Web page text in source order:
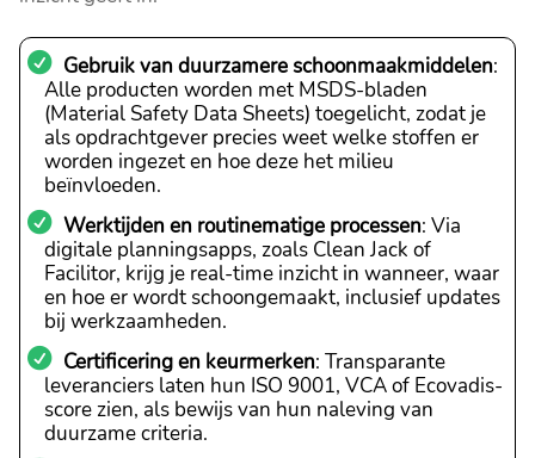
Gebruik van duurzamere schoonmaakmiddelen:
Alle producten worden met MSDS-bladen
(Material Safety Data Sheets) toegelicht, zodat je
als opdrachtgever precies weet welke stoffen er
worden ingezet en hoe deze het milieu
beïnvloeden.
Werktijden en routinematige processen: Via
digitale planningsapps, zoals Clean Jack of
Facilitor, krijg je real-time inzicht in wanneer, waar
en hoe er wordt schoongemaakt, inclusief updates
bij werkzaamheden.
Certificering en keurmerken: Transparante
leveranciers laten hun ISO 9001, VCA of Ecovadis-
score zien, als bewijs van hun naleving van
duurzame criteria.